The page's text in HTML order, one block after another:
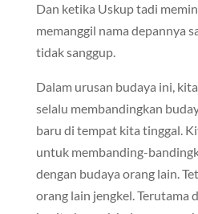
Dan ketika Uskup tadi
memanggil nama depannya
tidak sanggup.
Dalam urusan budaya ini,
selalu membandingkan
baru di tempat kita tinggal.
untuk membanding-
dengan budaya orang lain.
orang lain jengkel. Terutama